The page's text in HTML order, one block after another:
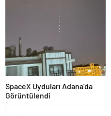
SpaceX Uyduları Adana’da
Görüntülendi